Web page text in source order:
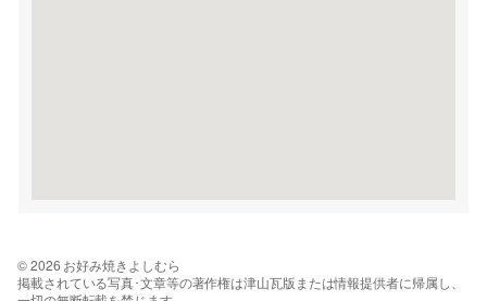
© 2026 お好み焼きよしむら
掲載されている写真･文章等の著作権は津山瓦版または情報提供者に帰属し、